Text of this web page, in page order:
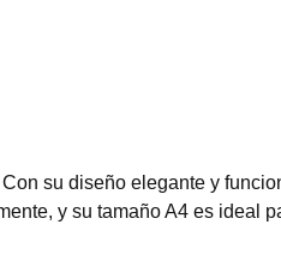
su diseño elegante y
y su tamaño A4 es ideal